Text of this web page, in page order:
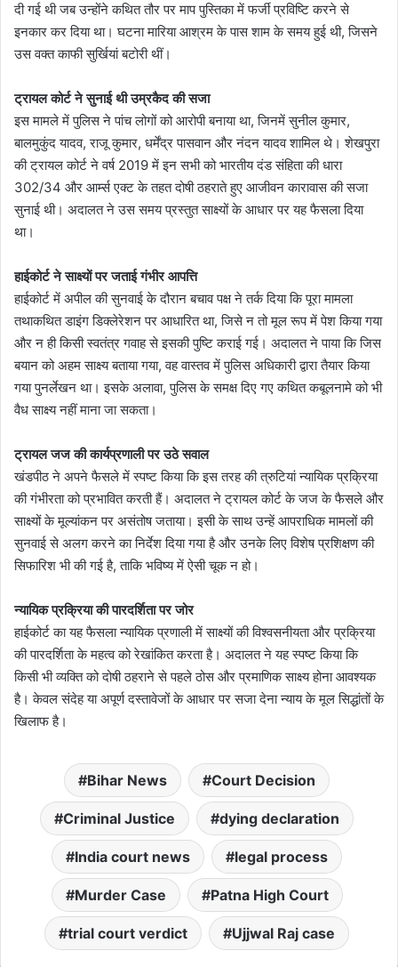
दी गई थी जब उन्होंने कथित तौर पर माप पुस्तिका में फर्जी प्रविष्टि करने से
इनकार कर दिया था। घटना मारिया आश्रम के पास शाम के समय हुई थी, जिसने
उस वक्त काफी सुर्खियां बटोरी थीं।
ट्रायल कोर्ट ने सुनाई थी उम्रकैद की सजा
इस मामले में पुलिस ने पांच लोगों को आरोपी बनाया था, जिनमें सुनील कुमार,
बालमुकुंद यादव, राजू कुमार, धर्मेंद्र पासवान और नंदन यादव शामिल थे। शेखपुरा
की ट्रायल कोर्ट ने वर्ष 2019 में इन सभी को भारतीय दंड संहिता की धारा
302/34 और आर्म्स एक्ट के तहत दोषी ठहराते हुए आजीवन कारावास की सजा
सुनाई थी। अदालत ने उस समय प्रस्तुत साक्ष्यों के आधार पर यह फैसला दिया
था।
हाईकोर्ट ने साक्ष्यों पर जताई गंभीर आपत्ति
हाईकोर्ट में अपील की सुनवाई के दौरान बचाव पक्ष ने तर्क दिया कि पूरा मामला
तथाकथित डाइंग डिक्लेरेशन पर आधारित था, जिसे न तो मूल रूप में पेश किया गया
और न ही किसी स्वतंत्र गवाह से इसकी पुष्टि कराई गई। अदालत ने पाया कि जिस
बयान को अहम साक्ष्य बताया गया, वह वास्तव में पुलिस अधिकारी द्वारा तैयार किया
गया पुनर्लेखन था। इसके अलावा, पुलिस के समक्ष दिए गए कथित कबूलनामे को भी
वैध साक्ष्य नहीं माना जा सकता।
ट्रायल जज की कार्यप्रणाली पर उठे सवाल
खंडपीठ ने अपने फैसले में स्पष्ट किया कि इस तरह की त्रुटियां न्यायिक प्रक्रिया
की गंभीरता को प्रभावित करती हैं। अदालत ने ट्रायल कोर्ट के जज के फैसले और
साक्ष्यों के मूल्यांकन पर असंतोष जताया। इसी के साथ उन्हें आपराधिक मामलों की
सुनवाई से अलग करने का निर्देश दिया गया है और उनके लिए विशेष प्रशिक्षण की
सिफारिश भी की गई है, ताकि भविष्य में ऐसी चूक न हो।
न्यायिक प्रक्रिया की पारदर्शिता पर जोर
हाईकोर्ट का यह फैसला न्यायिक प्रणाली में साक्ष्यों की विश्वसनीयता और प्रक्रिया
की पारदर्शिता के महत्व को रेखांकित करता है। अदालत ने यह स्पष्ट किया कि
किसी भी व्यक्ति को दोषी ठहराने से पहले ठोस और प्रमाणिक साक्ष्य होना आवश्यक
है। केवल संदेह या अपूर्ण दस्तावेजों के आधार पर सजा देना न्याय के मूल सिद्धांतों के
खिलाफ है।
Bihar News Court Decision
Criminal Justice dying declaration
India court news legal process
Murder Case Patna High Court
trial court verdict Ujjwal Raj case